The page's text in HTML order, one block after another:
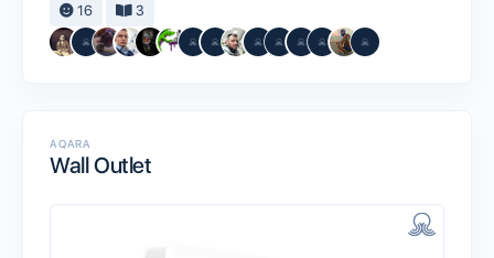
16 3
AQARA
Wall Outlet